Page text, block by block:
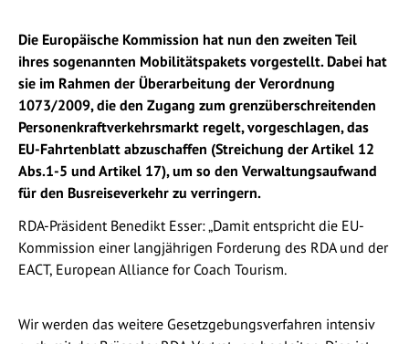
Die Europäische Kommission hat nun den zweiten Teil
ihres sogenannten Mobilitätspakets vorgestellt. Dabei hat
sie im Rahmen der Überarbeitung der Verordnung
1073/2009, die den Zugang zum grenzüberschreitenden
Personenkraftverkehrsmarkt regelt, vorgeschlagen, das
EU-Fahrtenblatt abzuschaffen (Streichung der Artikel 12
Abs.1-5 und Artikel 17), um so den Verwaltungsaufwand
für den Busreiseverkehr zu verringern.
RDA-Präsident Benedikt Esser: „Damit entspricht die EU-
Kommission einer langjährigen Forderung des RDA und der
EACT, European Alliance for Coach Tourism.
Wir werden das weitere Gesetzgebungsverfahren intensiv